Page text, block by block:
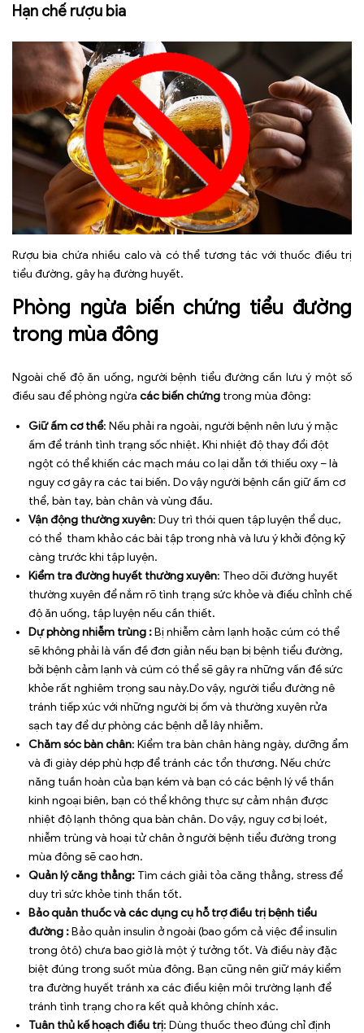
Hạn chế rượu bia
Rượu bia chứa nhiều calo và có thể tương tác với thuốc điều trị
tiểu đường, gây hạ đường huyết.
Phòng ngừa biến chứng tiểu đường
trong mùa đông
Ngoài chế độ ăn uống, người bệnh tiểu đường cần lưu ý một số
điều sau để phòng ngừa các biến chứng trong mùa đông:
Giữ ấm cơ thể: Nếu phải ra ngoài, người bệnh nên lưu ý mặc
ấm để tránh tình trạng sốc nhiệt. Khi nhiệt độ thay đổi đột
ngột có thể khiến các mạch máu co lại dẫn tới thiếu oxy – là
nguy cơ gây ra các tai biến. Do vậy người bệnh cần giữ ấm cơ
thể, bàn tay, bàn chân và vùng đầu.
Vận động thường xuyên: Duy trì thói quen tập luyện thể dục,
có thể tham khảo các bài tập trong nhà và lưu ý khởi động kỹ
càng trước khi tập luyện.
Kiểm tra đường huyết thường xuyên: Theo dõi đường huyết
thường xuyên để nắm rõ tình trạng sức khỏe và điều chỉnh chế
độ ăn uống, tập luyện nếu cần thiết.
Dự phòng nhiễm trùng :Bị nhiễm cảm lạnh hoặc cúm có thể
sẽ không phải là vấn đề đơn giản nếu bạn bị bệnh tiểu đường,
bởi bệnh cảm lạnh và cúm có thể sẽ gây ra những vấn đề sức
khỏe rất nghiêm trọng sau này.Do vậy, người tiểu đường nê
tránh tiếp xúc với những người bị ốm và thường xuyên rửa
sạch tay để dự phòng các bệnh dễ lây nhiễm.
Chăm sóc bàn chân: Kiểm tra bàn chân hàng ngày, dưỡng ẩm
và đi giày dép phù hợp để tránh các tổn thương. Nếu chức
năng tuần hoàn của bạn kém và bạn có các bệnh lý về thần
kinh ngoại biên, bạn có thể không thực sự cảm nhận được
nhiệt độ lạnh thông qua bàn chân. Do vậy, nguy cơ bị loét,
nhiễm trùng và hoại tử chân ở người bệnh tiểu đường trong
mùa đông sẽ cao hơn.
Quản lý căng thẳng: Tìm cách giải tỏa căng thẳng, stress để
duy trì sức khỏe tinh thần tốt.
Bảo quản thuốc và các dụng cụ hỗ trợ điều trị bệnh tiểu
đường :Bảo quản insulin ở ngoài (bao gồm cả việc để insulin
trong ôtô) chưa bao giờ là một ý tưởng tốt. Và điều này đặc
biệt đúng trong suốt mùa đông. Bạn cũng nên giữ máy kiểm
tra đường huyết tránh xa các điều kiện môi trường lạnh để
tránh tình trạng cho ra kết quả không chính xác.
Tuân thủ kế hoạch điều trị: Dùng thuốc theo đúng chỉ định